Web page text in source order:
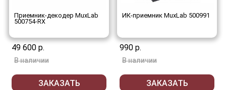
Приемник-декодер MuxLab
500754-RX
49 600 р.
В наличии
ЗАКАЗАТЬ
ИК-приемник MuxLab 500991
990 р.
В наличии
ЗАКАЗАТЬ